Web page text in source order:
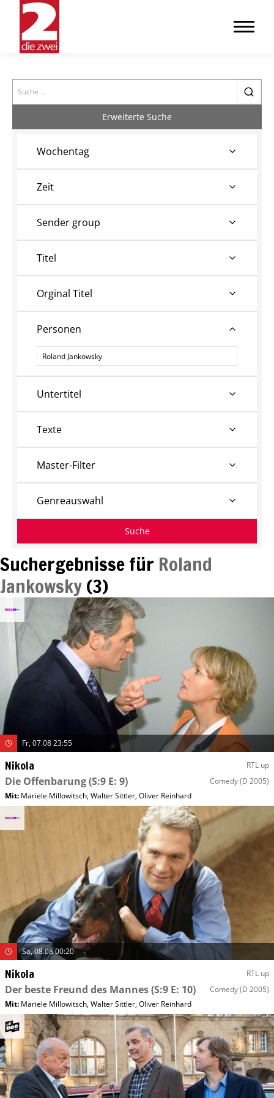
Search
Suchergebnisse für Roland
Jankowsky(3)
Fr, 07.08 23:55
Nikola RTL up
Die Offenbarung(S:9 E: 9) Comedy(D 2005)
Mit: Mariele Millowitsch,Walter Sittler,Oliver Reinhard
Sa, 08.08 00:20
Nikola RTL up
Der beste Freund des Mannes(S:9 E: 10) Comedy(D 2005)
Mit: Mariele Millowitsch,Walter Sittler,Oliver Reinhard
Erweiterte Suche
Wochentag
Zeit
Sender group
Titel
Orginal Titel
Personen
Personen
Untertitel
Texte
Master-Filter
Genreauswahl
Suche